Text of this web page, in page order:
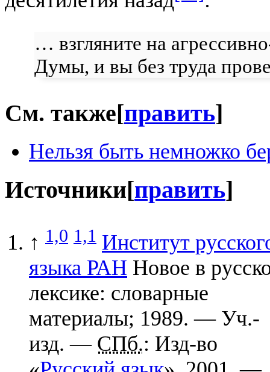
… взгляните на
Думы, и вы без труда
См. также[править]
Нельзя быть немножко
Источники[править]
↑ 1,0 1,1 Институт
языка РАН Новое в
лексике: словарные
материалы; 1989. — Уч.-
изд. — СПб.: Изд-во